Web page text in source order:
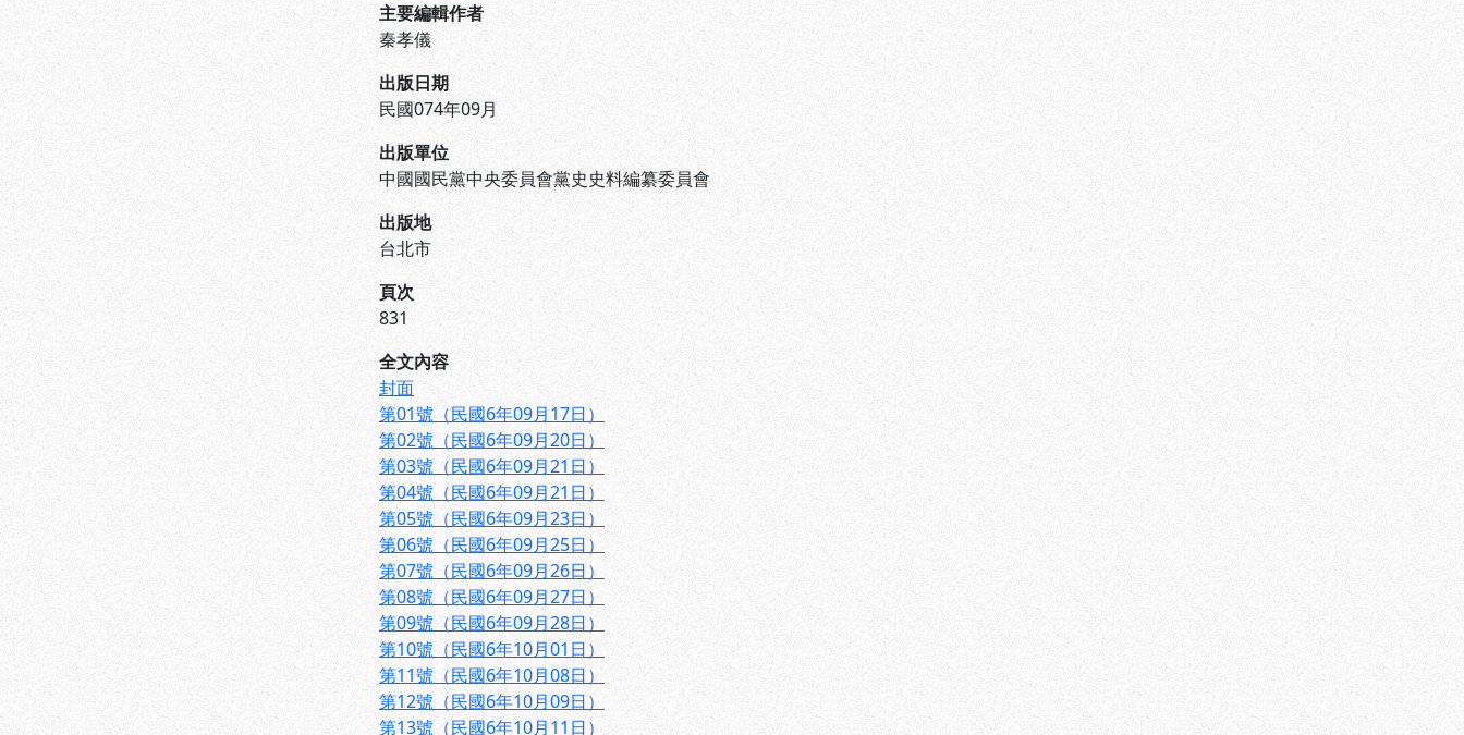
主要編輯作者
秦孝儀
出版日期
民國074年09月
出版單位
中國國民黨中央委員會黨史史料編纂委員會
出版地
台北市
頁次
831
全文內容
封面
第01號（民國6年09月17日）
第02號（民國6年09月20日）
第03號（民國6年09月21日）
第04號（民國6年09月21日）
第05號（民國6年09月23日）
第06號（民國6年09月25日）
第07號（民國6年09月26日）
第08號（民國6年09月27日）
第09號（民國6年09月28日）
第10號（民國6年10月01日）
第11號（民國6年10月08日）
第12號（民國6年10月09日）
第13號（民國6年10月11日）